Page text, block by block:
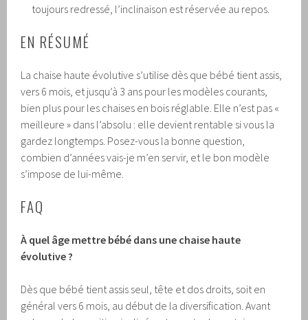
toujours redressé, l’inclinaison est réservée au repos.
EN RÉSUMÉ
La chaise haute évolutive s’utilise dès que bébé tient assis,
vers 6 mois, et jusqu’à 3 ans pour les modèles courants,
bien plus pour les chaises en bois réglable. Elle n’est pas «
meilleure » dans l’absolu : elle devient rentable si vous la
gardez longtemps. Posez-vous la bonne question,
combien d’années vais-je m’en servir, et le bon modèle
s’impose de lui-même.
FAQ
À quel âge mettre bébé dans une chaise haute
évolutive ?
Dès que bébé tient assis seul, tête et dos droits, soit en
général vers 6 mois, au début de la diversification. Avant